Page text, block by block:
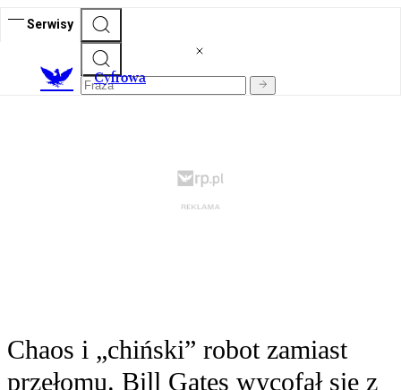
Serwisy
Cyfrowa
Chaos i „chiński” robot zamiast
przełomu. Bill Gates wycofał się z